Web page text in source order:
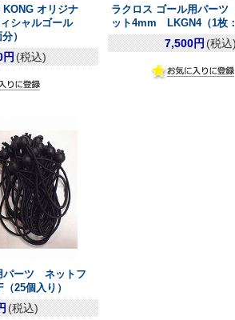
KONG オリジナ
シャルゴール
）
円(税込)
ラクロス ゴール用パー
ット4mm LKGN4（1枚：
7,500円(税込
パーツ ネットフ
25個入り）
(税込)